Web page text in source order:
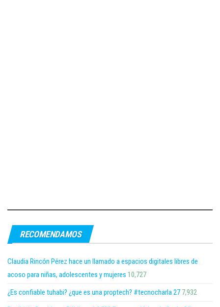
RECOMENDAMOS
Claudia Rincón Pérez hace un llamado a espacios digitales libres de
acoso para niñas, adolescentes y mujeres 10,727
¿Es confiable tuhabi? ¿que es una proptech? #tecnocharla 27 7,932